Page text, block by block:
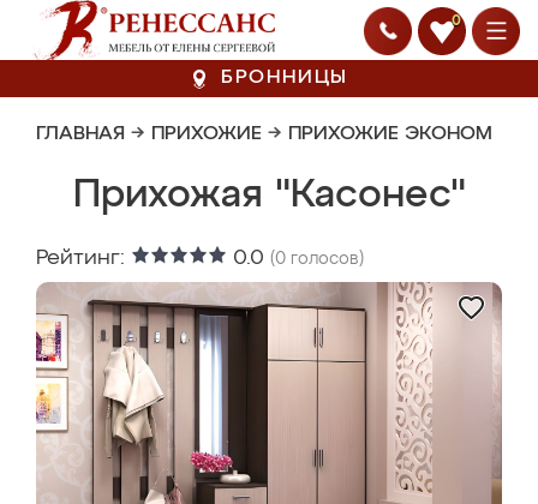
0
БРОННИЦЫ
ГЛАВНАЯ → ПРИХОЖИЕ → ПРИХОЖИЕ ЭКОНОМ
Прихожая "Касонес"
Рейтинг: 0.0 (0 голосов)